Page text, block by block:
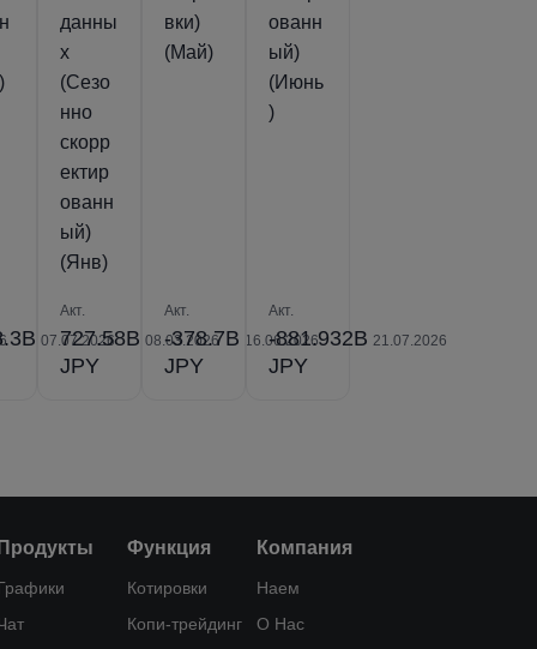
07.07.2026
данны
х
(Сезо
нно
скорр
ектир
ованн
ый)
(Янв)
Акт.
727.58B
JPY
08.03.2026
вки)
(Май)
Акт.
-378.7B
JPY
16.06.2026
ованн
ый)
(Июнь
)
Акт.
-881.932B
JPY
21.07.2026
Продукты Функция
Котировки
Копи-трейдинг
Компания
Наем
О Нас